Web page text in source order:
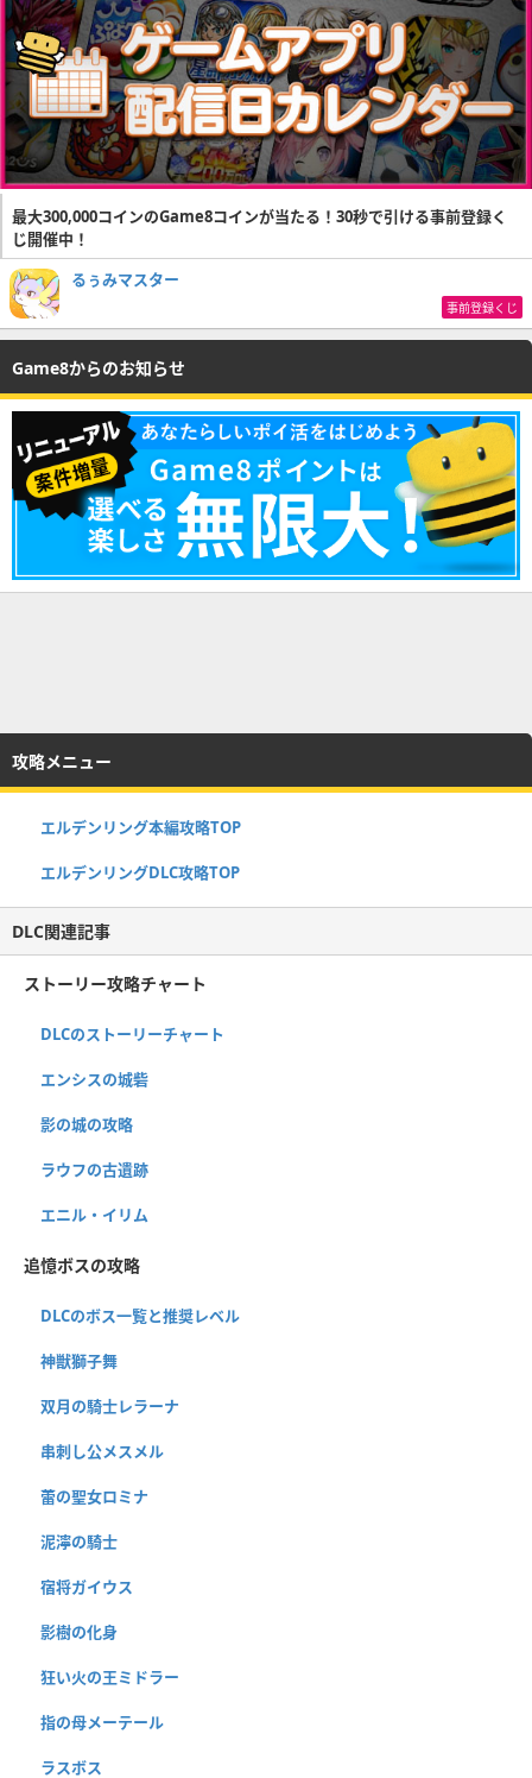
最大300,000コインのGame8コインが当たる！30秒で引ける事前登録く
じ開催中！
るぅみマスター
事前登録くじ
Game8からのお知らせ
攻略メニュー
エルデンリング本編攻略TOP
エルデンリングDLC攻略TOP
DLC関連記事
ストーリー攻略チャート
DLCのストーリーチャート
エンシスの城砦
影の城の攻略
ラウフの古遺跡
エニル・イリム
追憶ボスの攻略
DLCのボス一覧と推奨レベル
神獣獅子舞
双月の騎士レラーナ
串刺し公メスメル
蕾の聖女ロミナ
泥濘の騎士
宿将ガイウス
影樹の化身
狂い火の王ミドラー
指の母メーテール
ラスボス